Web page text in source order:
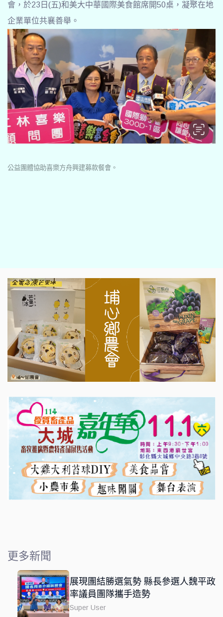
會，於23日(五)和美大中華國際美食館席開50桌，凝聚在地
企業單位共襄善舉。
公益團體協助喜樂方舟興建募款餐會。
更多新聞
展現團結勝選氣勢 縣長參選人魏平政
率議員團隊攜手造勢
Super User